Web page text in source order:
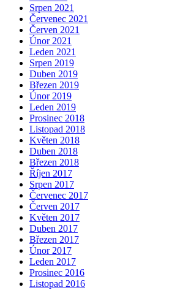
Srpen 2021
Červenec 2021
Červen 2021
Únor 2021
Leden 2021
Srpen 2019
Duben 2019
Březen 2019
Únor 2019
Leden 2019
Prosinec 2018
Listopad 2018
Květen 2018
Duben 2018
Březen 2018
Říjen 2017
Srpen 2017
Červenec 2017
Červen 2017
Květen 2017
Duben 2017
Březen 2017
Únor 2017
Leden 2017
Prosinec 2016
Listopad 2016